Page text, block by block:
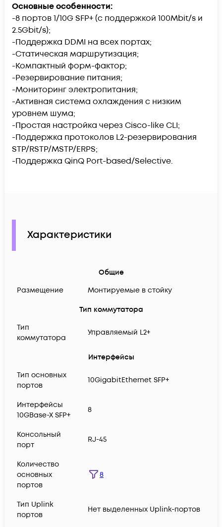
Основные особенности:
-8 портов 1/10G SFP+ (с поддержкой 100Mbit/s и
2.5Gbit/s);
-Поддержка DDMI на всех портах;
-Статическая маршрутизация;
-Компактный форм-фактор;
-Резервирование питания;
-Мониторинг электропитания;
-Активная система охлаждения с низким
уровнем шума;
-Простая настройка через Cisco-like CLI;
-Поддержка протоколов L2-резервирования
STP/RSTP/MSTP/ERPS;
-Поддержка QinQ Port-based/Selective.
Характеристики
Общие
Размещение
Монтируемые в стойку
Тип коммутатора
Тип
коммутатора
Управляемый L2+
Интерфейсы
Тип основных
портов
10GigabitEthernet SFP+
Интерфейсы
10GBase-X SFP+
8
Консольный
порт
RJ-45
Количество
основных
портов
8
Тип Uplink
портов
Нет выделенных Uplink-портов